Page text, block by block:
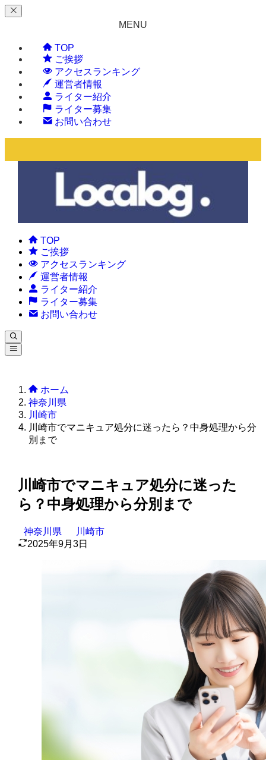
MENU
TOP
ご挨拶
アクセスランキング
運営者情報
ライター紹介
ライター募集
お問い合わせ
TOP
ご挨拶
アクセスランキング
運営者情報
ライター紹介
ライター募集
お問い合わせ
ホーム
神奈川県
川崎市
川崎市でマニキュア処分に迷ったら？中身処理から分
別まで
川崎市でマニキュア処分に迷った
ら？中身処理から分別まで
神奈川県
川崎市
2025年9月3日